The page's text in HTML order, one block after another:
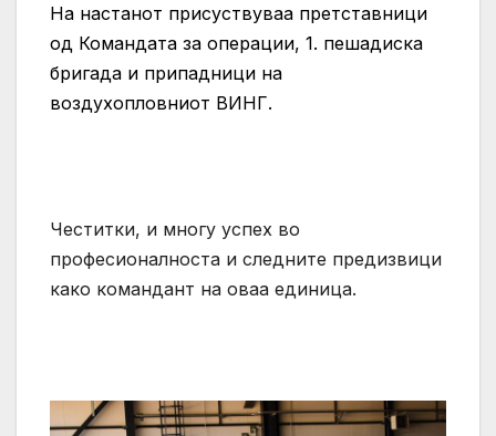
На настанот присуствуваа претставници
од Командата за операции, 1. пешадиска
бригада и припадници на
воздухопловниот ВИНГ.
Честитки, и многу успех во
професионалноста и следните предизвици
како командант на оваа единица.